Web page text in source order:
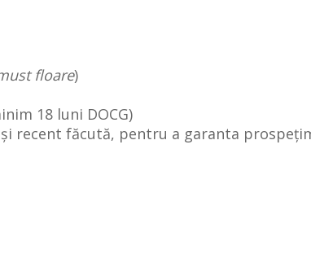
floare)
18 luni DOCG)
recent făcută, pentru a garanta